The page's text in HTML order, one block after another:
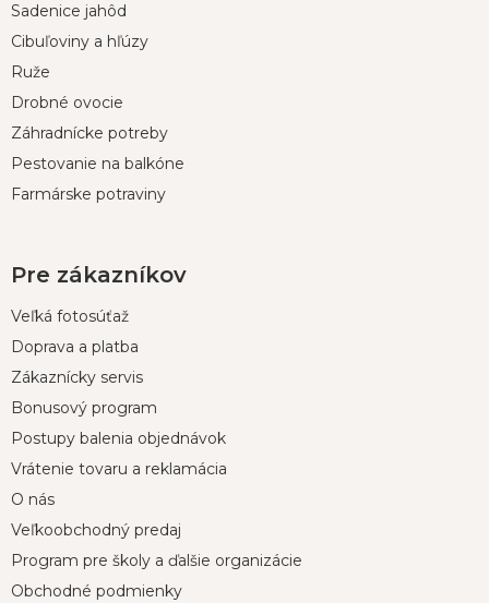
äSadenice jahôd
Cibuľoviny a hľúzy
Ruže
Drobné ovocie
Záhradnícke potreby
Pestovanie na balkóne
Farmárske potraviny
Pre zákazníkov
Veľká fotosúťaž
Doprava a platba
Zákaznícky servis
Bonusový program
Postupy balenia objednávok
Vrátenie tovaru a reklamácia
O nás
Veľkoobchodný predaj
Program pre školy a ďalšie organizácie
Obchodné podmienky